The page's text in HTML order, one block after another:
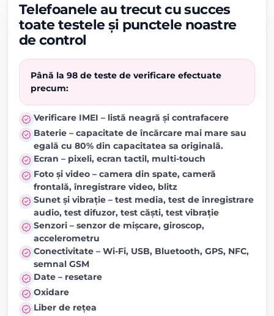
Telefoanele au trecut cu succes
toate testele și punctele noastre
de control
Până la 98 de teste de verificare efectuate
precum:
Verificare IMEI – listă neagră și contrafacere
Baterie – capacitate de încărcare mai mare sau
egală cu 80% din capacitatea sa originală.
Ecran – pixeli, ecran tactil, multi-touch
Foto și video – camera din spate, cameră
frontală, înregistrare video, blitz
Sunet și vibrație – test media, test de înregistrare
audio, test difuzor, test căști, test vibrație
Senzori – senzor de mișcare, giroscop,
accelerometru
Conectivitate – Wi-Fi, USB, Bluetooth, GPS, NFC,
semnal GSM
Date – resetare
Oxidare
Liber de rețea